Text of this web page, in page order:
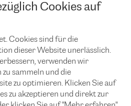
Cookies auf
Cookies sind für die
dieser Website unerlässlich.
verwenden wir
sammeln und die
zu optimieren. Klicken Sie auf
zu akzeptieren und direkt zur
Network
Gateway Protocol)
Verbindung bleiben?
unserer News und Events
zu. Sie können diesen